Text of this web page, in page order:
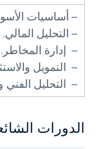
– أساسيات
– التحليل المالي.
– إدارة المخاطر.
– التمويل
– التحليل الفني
الدورات